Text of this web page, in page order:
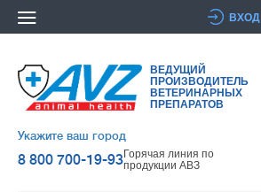
ВХОД
ВЕДУЩИЙ
ПРОИЗВОДИТЕЛЬ
ВЕТЕРИНАРНЫХ
ПРЕПАРАТОВ
Укажите ваш город
8 800 700-19-93Горячая линия по
продукции АВЗ